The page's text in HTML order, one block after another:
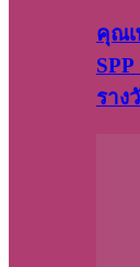
คุณเ
ราง